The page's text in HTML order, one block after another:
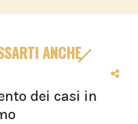
ANCHE
dei casi in